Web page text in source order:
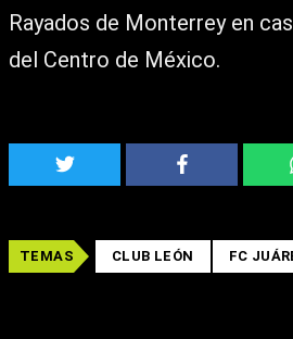
Rayados de Monterrey en
del Centro de México.
TEMAS CLUB LEÓN FC